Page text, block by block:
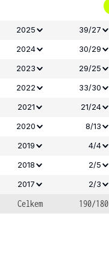
2025 39/27
2024
30/29
2023
29/25
2022
33/30
2021
21/24
2020
8/13
2019
4/4
2018 2/5
2017 2/3
Celkem
190/180